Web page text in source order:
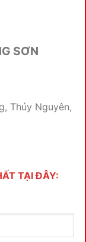
SƠN
Thủy Nguyên,
TẠI ĐÂY: